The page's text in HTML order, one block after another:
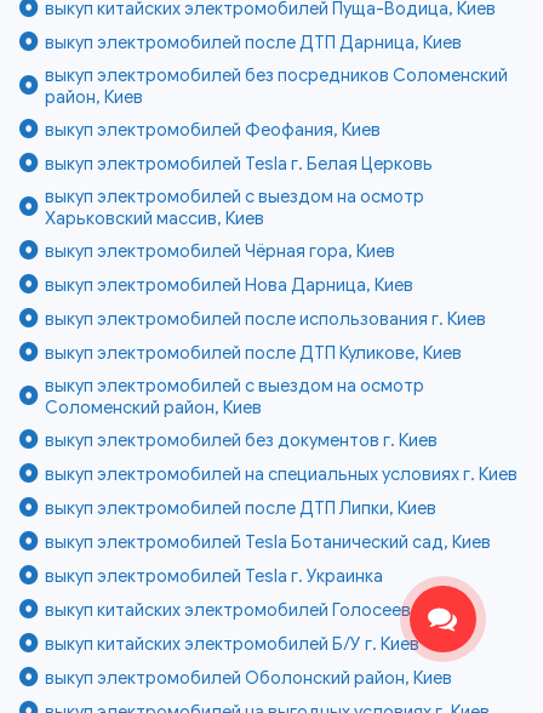
выкуп китайских электромобилей Пуща-Водица, Киев
выкуп электромобилей после ДТП Дарница, Киев
выкуп электромобилей без посредников Соломенский
район, Киев
выкуп электромобилей Феофания, Киев
выкуп электромобилей Tesla г. Белая Церковь
выкуп электромобилей с выездом на осмотр
Харьковский массив, Киев
выкуп электромобилей Чёрная гора, Киев
выкуп электромобилей Нова Дарница, Киев
выкуп электромобилей после использования г. Киев
выкуп электромобилей после ДТП Куликове, Киев
выкуп электромобилей с выездом на осмотр
Соломенский район, Киев
выкуп электромобилей без документов г. Киев
выкуп электромобилей на специальных условиях г. Киев
выкуп электромобилей после ДТП Липки, Киев
выкуп электромобилей Tesla Ботанический сад, Киев
выкуп электромобилей Tesla г. Украинка
выкуп китайских электромобилей Голосеево, Киев
выкуп китайских электромобилей Б/У г. Киев
выкуп электромобилей Оболонский район, Киев